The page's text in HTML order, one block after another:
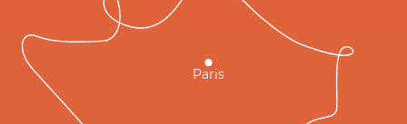
Paris